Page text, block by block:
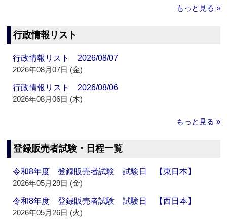
もっと見る »
行政情報リスト
行政情報リスト 2026/08/07
2026年08月07日 (金)
行政情報リスト 2026/08/06
2026年08月06日 (木)
もっと見る »
登録販売者試験・日程一覧
令和8年度 登録販売者試験 試験日 【東日本】
2026年05月29日 (金)
令和8年度 登録販売者試験 試験日 【西日本】
2026年05月26日 (火)